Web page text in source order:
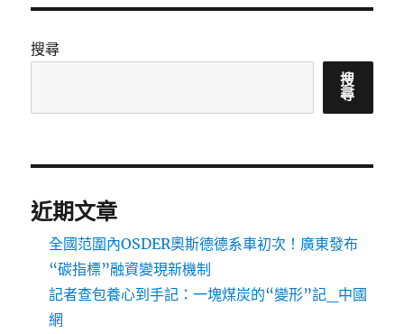
搜尋
搜
尋
近期文章
全國范圍內OSDER奧斯德德系車初次！廣東發布
“碳指標”融資變現新機制
記者查包養心到手記：一塊煤炭的“變形”記_中國
網